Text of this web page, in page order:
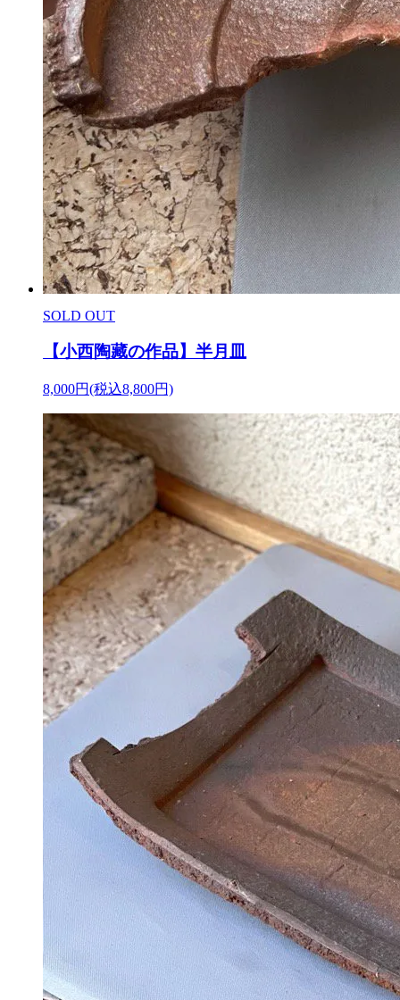
SOLD OUT
【小西陶藏の作品】半月皿
8,000円(税込8,800円)